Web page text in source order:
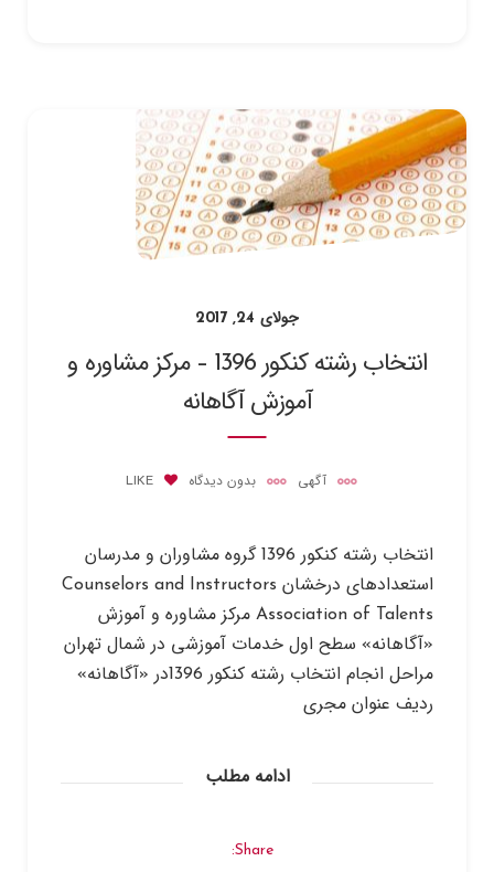
جولای 24, 2017
انتخاب رشته کنکور 1396 – مرکز مشاوره و
آموزش آگاهانه
آگهی بدون دیدگاه LIKE
انتخاب رشته کنکور 1396 گروه مشاوران و مدرسان
استعدادهای درخشان Counselors and Instructors
Association of Talents مرکز مشاوره و آموزش
«آگاهانه» سطح اول خدمات آموزشی در شمال تهران
مراحل انجام انتخاب رشته کنکور 1396در «آگاهانه»
ردیف عنوان مجری
ادامه مطلب
Share: